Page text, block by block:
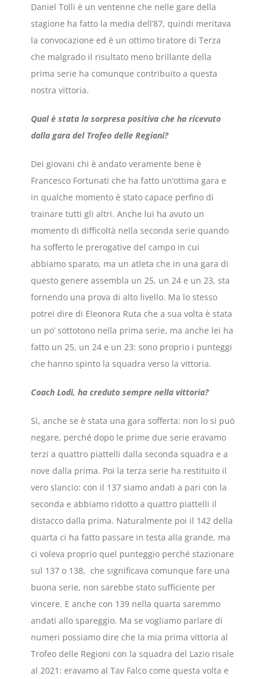
Daniel Tolli è un ventenne che nelle gare della
stagione ha fatto la media dell’87, quindi meritava
la convocazione ed è un ottimo tiratore di Terza
che malgrado il risultato meno brillante della
prima serie ha comunque contribuito a questa
nostra vittoria.
Qual è stata la sorpresa positiva che ha ricevuto
dalla gara del Trofeo delle Regioni?
Dei giovani chi è andato veramente bene è
Francesco Fortunati che ha fatto un’ottima gara e
in qualche momento è stato capace perfino di
trainare tutti gli altri. Anche lui ha avuto un
momento di difficoltà nella seconda serie quando
ha sofferto le prerogative del campo in cui
abbiamo sparato, ma un atleta che in una gara di
questo genere assembla un 25, un 24 e un 23, sta
fornendo una prova di alto livello. Ma lo stesso
potrei dire di Eleonora Ruta che a sua volta è stata
un po’ sottotono nella prima serie, ma anche lei ha
fatto un 25, un 24 e un 23: sono proprio i punteggi
che hanno spinto la squadra verso la vittoria.
Coach Lodi, ha creduto sempre nella vittoria?
Sì, anche se è stata una gara sofferta: non lo si può
negare, perché dopo le prime due serie eravamo
terzi a quattro piattelli dalla seconda squadra e a
nove dalla prima. Poi la terza serie ha restituito il
vero slancio: con il 137 siamo andati a pari con la
seconda e abbiamo ridotto a quattro piattelli il
distacco dalla prima. Naturalmente poi il 142 della
quarta ci ha fatto passare in testa alla grande, ma
ci voleva proprio quel punteggio perché stazionare
sul 137 o 138, che significava comunque fare una
buona serie, non sarebbe stato sufficiente per
vincere. E anche con 139 nella quarta saremmo
andati allo spareggio. Ma se vogliamo parlare di
numeri possiamo dire che la mia prima vittoria al
Trofeo delle Regioni con la squadra del Lazio risale
al 2021: eravamo al Tav Falco come questa volta e